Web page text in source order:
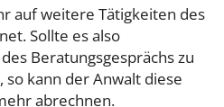
auf weitere Tätigkeiten des
Sollte es also
Beratungsgesprächs zu
kann der Anwalt diese
abrechnen.